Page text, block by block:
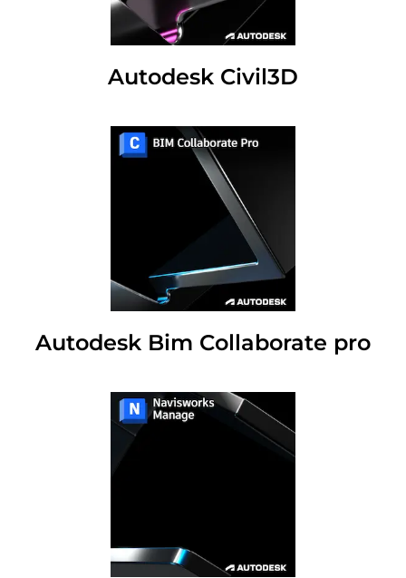
Autodesk Civil3D
Autodesk Bim Collaborate pro